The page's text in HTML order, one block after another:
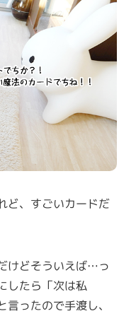
ど、すごいカードだ
けどそういえば…っ
したら「次は私
ったので手渡し、